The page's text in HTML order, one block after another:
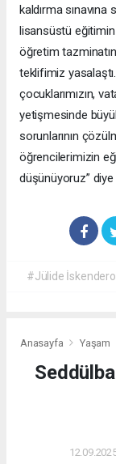
kaldırma
lisansüstü
öğretim
teklifimiz
çocuklarımızın,
yetişmesinde
sorunlarının
öğrencilerimizin
düşünüyoruz” diye
#Jülide
Anasayfa Yaşam